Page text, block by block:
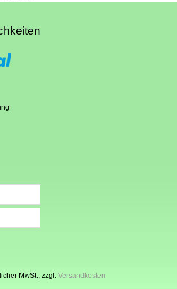
MwSt., zzgl. Versandkosten